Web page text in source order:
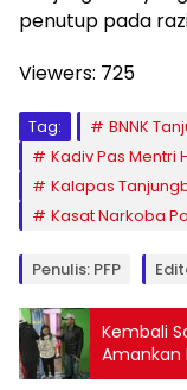
penutup pada
Viewers: 725
Tag:
BNNK
Kadiv Pas Mentri
Kalapas
Kasat Narkoba
Penulis: PFP
Kembali
Amankan
Serdang